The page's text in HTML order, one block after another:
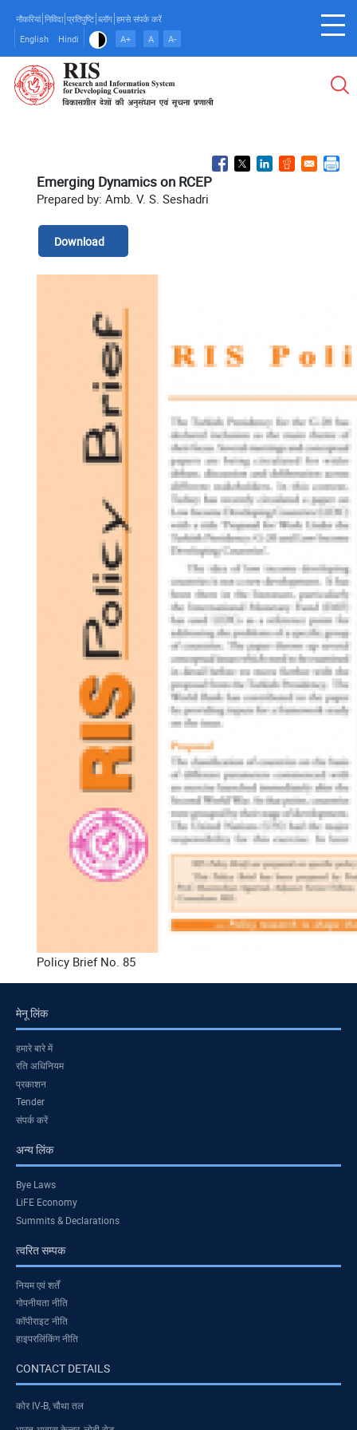
main
content
नौकरियां निविदा प्रतिपुष्टि ब्लॉग हमसे संपर्क करें
English
Hindi A+ A A-
Emerging Dynamics on RCEP
Prepared by: Amb. V. S. Seshadri
Download
Policy Brief No. 85
मेनू लिंक
हमारे बारे में
रति अधिनियम
प्रकाशन
Tender
संपर्क करें
अन्य लिंक
Bye Laws
LiFE Economy
Summits & Declarations
त्वरित सम्पक
नियम एवं शर्तें
गोपनीयता नीति
कॉपीराइट नीति
हाइपरलिंकिंग नीति
CONTACT DETAILS
कोर IV-B, चौथा तल